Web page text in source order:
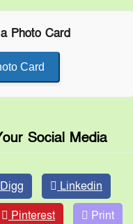
Photo Card
Card
Social Media
Digg
Linkedin
Pinterest Print